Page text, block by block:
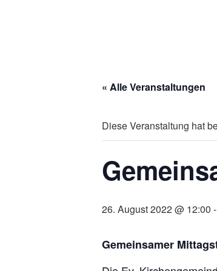
« Alle Veranstaltungen
Diese Veranstaltung hat
26. August 2022 @ 12:00 -
Gemeinsamer